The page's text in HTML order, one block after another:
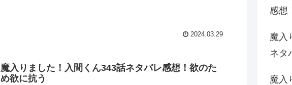
2024.03.29
魔入りました！入間くん343話ネタバレ感想！欲のた
め欲に抗う
感想
魔入
ネタ
魔入